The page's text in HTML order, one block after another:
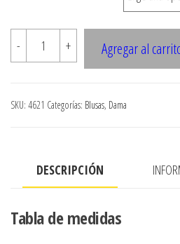
-
4621
Blusa
escote
cierre
costado
+ Agregar al
SKU: 4621 Categorías: Blusas, Dama
DESCRIPCIÓN
Tabla de medidas